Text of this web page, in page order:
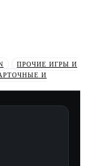
ПРОЧИЕ ИГРЫ И
И